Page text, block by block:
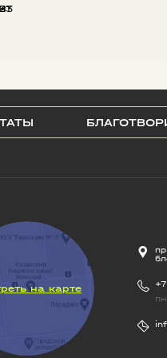
8
21
33
на карте